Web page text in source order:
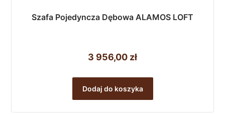
Szafa Pojedyncza Dębowa ALAMOS LOFT
3 956,00 zł
Dodaj do koszyka